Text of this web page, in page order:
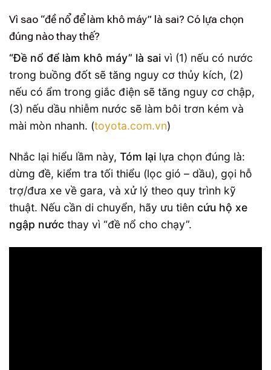
Vì sao “đề nổ để làm khô máy” là sai? Có lựa chọn
đúng nào thay thế?
“Đề nổ để làm khô máy” là sai vì (1) nếu có nước
trong buồng đốt sẽ tăng nguy cơ thủy kích, (2)
nếu có ẩm trong giắc điện sẽ tăng nguy cơ chập,
(3) nếu dầu nhiễm nước sẽ làm bôi trơn kém và
mài mòn nhanh. (toyota.com.vn)
Nhắc lại hiểu lầm này, Tóm lại lựa chọn đúng là:
dừng đề, kiểm tra tối thiểu (lọc gió – dầu), gọi hỗ
trợ/đưa xe về gara, và xử lý theo quy trình kỹ
thuật. Nếu cần di chuyển, hãy ưu tiên cứu hộ xe
ngập nước thay vì “đề nổ cho chạy”.